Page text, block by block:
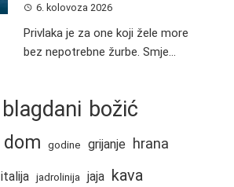
6. kolovoza 2026
Privlaka je za one koji žele more
bez nepotrebne žurbe. Smje...
blagdani božić
dom godine grijanje hrana
italija jadrolinija jaja kava